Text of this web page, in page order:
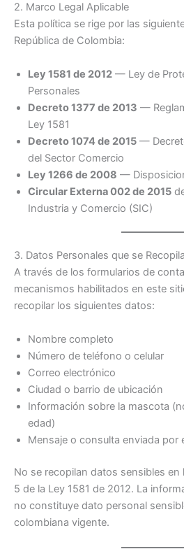
2. Marco Legal Aplicable
Esta política se rige por las
República de Colombia:
Ley 1581 de 2012 — Ley de
Personales
Decreto 1377 de 2013 —
Ley 1581
Decreto 1074 de 2015 —
del Sector Comercio
Ley 1266 de 2008 —
Circular Externa 002 de 2015
Industria y Comercio (SIC)
3. Datos Personales que se
A través de los formularios de
mecanismos habilitados en este
recopilar los siguientes datos:
Nombre completo
Número de teléfono o celular
Correo electrónico
Ciudad o barrio de ubicación
Información sobre la mascota
edad)
Mensaje o consulta enviada por
No se recopilan datos sensibles
5 de la Ley 1581 de 2012. La
no constituye dato personal
colombiana vigente.